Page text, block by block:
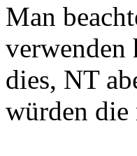
Man
dies, NT
würden die